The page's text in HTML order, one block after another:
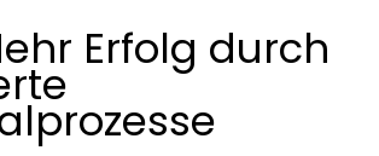
Erfolg durch